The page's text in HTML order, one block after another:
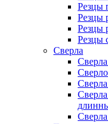
Резцы
Резцы
Резцы
Резцы
Сверла